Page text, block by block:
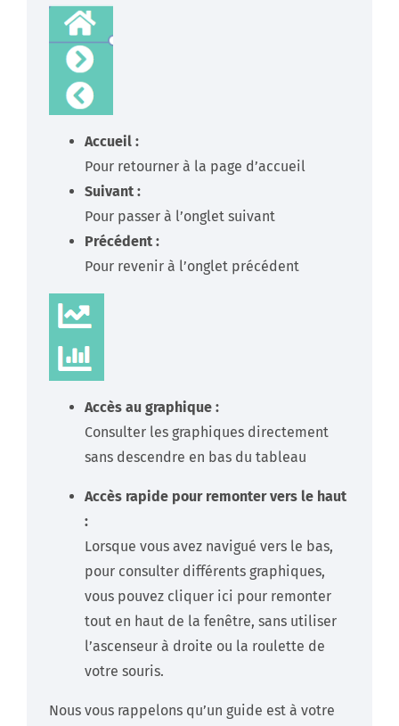
Accueil :
Pour retourner à la page d’accueil
Suivant :
Pour passer à l’onglet suivant
Précédent :
Pour revenir à l’onglet précédent
Accès au graphique :
Consulter les graphiques directement
sans descendre en bas du tableau
Accès rapide pour remonter vers le haut
:
Lorsque vous avez navigué vers le bas,
pour consulter différents graphiques,
vous pouvez cliquer ici pour remonter
tout en haut de la fenêtre, sans utiliser
l’ascenseur à droite ou la roulette de
votre souris.
Nous vous rappelons qu’un guide est à votre